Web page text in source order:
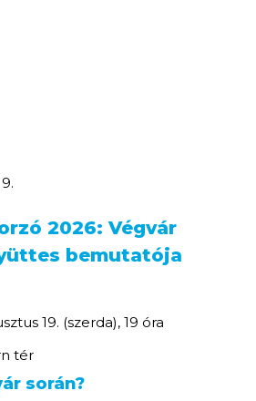
2026: Végvár
bemutatója
19. (szerda), 19 óra
tér
során?